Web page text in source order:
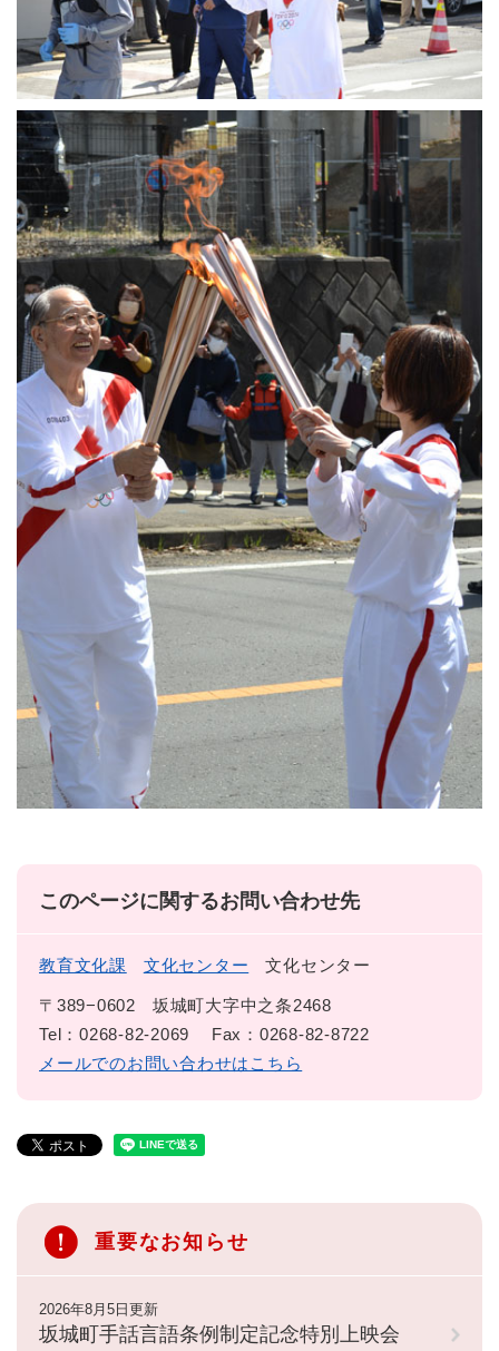
このページに関するお問い合わせ先
教育文化課 文化センター 文化センター
〒389−0602
坂城町大字中之条2468
Tel：0268-82-2069
Fax：0268-82-8722
メールでのお問い合わせはこちら
重要なお知らせ
2026年8月5日更新
坂城町手話言語条例制定記念特別上映会